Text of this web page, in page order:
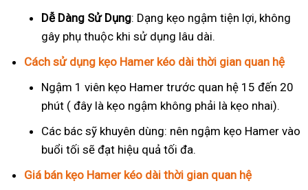
Dễ Dàng Sử Dụng: Dạng kẹo ngậm tiện lợi, không
gây phụ thuộc khi sử dụng lâu dài.
Cách sử dụng kẹo Hamer kéo dài thời gian quan hệ
Ngậm 1 viên kẹo Hamer trước quan hệ 15 đến 20
phút ( đây là kẹo ngậm không phải là kẹo nhai).
Các bác sỹ khuyên dùng: nên ngậm kẹo Hamer vào
buổi tối sẽ đạt hiệu quả tối đa.
Giá bán kẹo Hamer kéo dài thời gian quan hệ